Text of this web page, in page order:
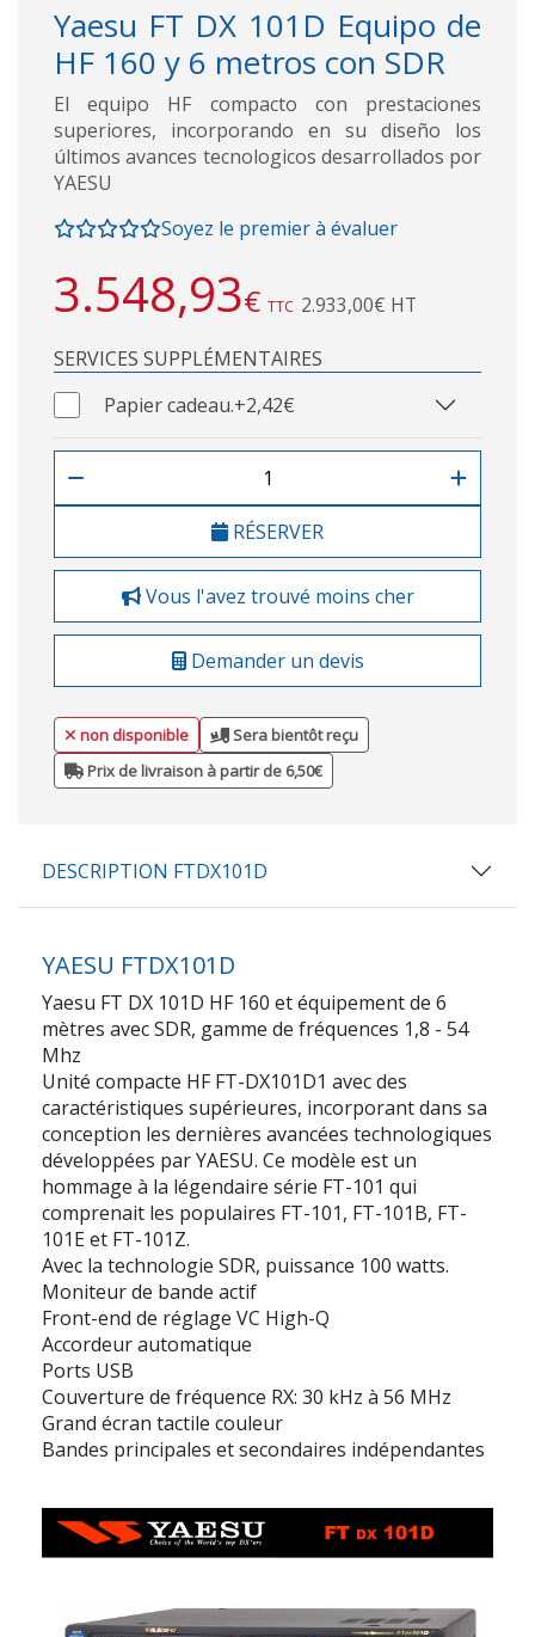
Yaesu FT DX 101D Equipo de
HF 160 y 6 metros con SDR
El equipo HF compacto con prestaciones
superiores, incorporando en su diseño los
últimos avances tecnologicos desarrollados por
YAESU
Soyez le premier à évaluer
3.548,93€ TTC 2.933,00€ HT
SERVICES SUPPLÉMENTAIRES
Papier cadeau.+2,42€
RÉSERVER
Vous l'avez trouvé moins cher
Demander un devis
non disponible
Sera bientôt reçu
Prix de livraison à partir de 6,50€
DESCRIPTION FTDX101D
YAESU FTDX101D
Yaesu FT DX 101D HF 160 et équipement de 6
mètres avec SDR, gamme de fréquences 1,8 - 54
Mhz
Unité compacte HF FT-DX101D1 avec des
caractéristiques supérieures, incorporant dans sa
conception les dernières avancées technologiques
développées par YAESU. Ce modèle est un
hommage à la légendaire série FT-101 qui
comprenait les populaires FT-101, FT-101B, FT-
101E et FT-101Z.
Avec la technologie SDR, puissance 100 watts.
Moniteur de bande actif
Front-end de réglage VC High-Q
Accordeur automatique
Ports USB
Couverture de fréquence RX: 30 kHz à 56 MHz
Grand écran tactile couleur
Bandes principales et secondaires indépendantes